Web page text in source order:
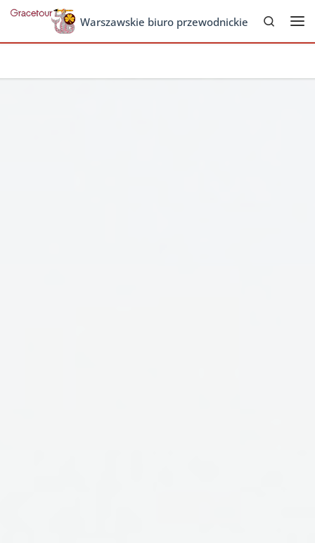
Skip to contentWarszawskie biuro przewodnickie
Search